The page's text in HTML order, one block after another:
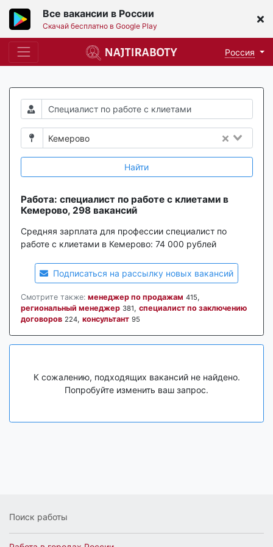
Все вакансии в России
Скачай бесплатно в Google Play
Россия
Кемерово
Найти
Работа: специалист по работе с клиетами в
Кемерово, 298 вакансий
Средняя зарплата для профессии специалист по
работе с клиетами в Кемерово: 74 000 рублей
Подписаться на рассылку новых вакансий
Смотрите также: менеджер по продажам 415,
региональный менеджер 381, специалист по заключению
договоров 224, консультант 95
К сожалению, подходящих вакансий не найдено.
Попробуйте изменить ваш запрос.
Поиск работы